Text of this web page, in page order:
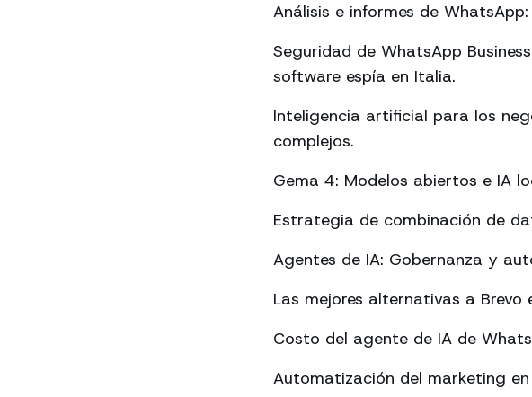
Análisis e informes de
Seguridad de WhatsApp
software espía en Italia.
Inteligencia artificial para los
complejos.
Gema 4: Modelos abiertos e IA
Estrategia de combinación de
Agentes de IA: Gobernanza y
Las mejores alternativas a Brevo
Costo del agente de IA de
Automatización del marketing